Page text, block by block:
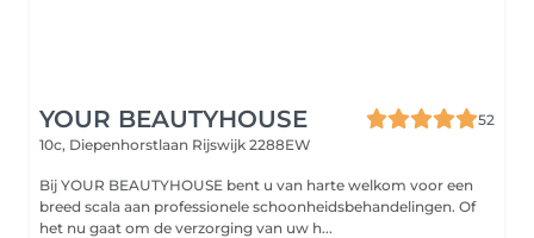
YOUR BEAUTYHOUSE
52
10c, Diepenhorstlaan Rijswijk 2288EW
Bij YOUR BEAUTYHOUSE bent u van harte welkom voor een
breed scala aan professionele schoonheidsbehandelingen. Of
het nu gaat om de verzorging van uw h...